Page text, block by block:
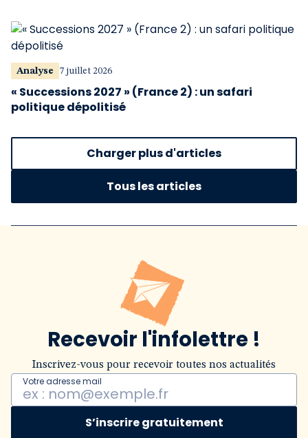
Analyse 7 juillet 2026
« Successions 2027 » (France 2) : un safari
politique dépolitisé
Charger plus d'articles
Tous les articles
Recevoir l'infolettre !
Inscrivez-vous pour recevoir toutes nos actualités
Votre adresse mail
S’inscrire gratuitement